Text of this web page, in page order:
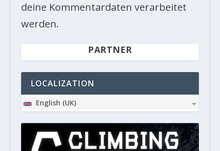
deine Kommentardaten verarbeitet
werden.
PARTNER
LOCALIZATION
English (UK)